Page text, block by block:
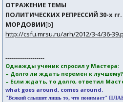
ОТРАЖЕНИЕ ТЕМЫ
ПОЛИТИЧЕСКИХ РЕПРЕССИЙ 30-х
МОРДОВИИ[b]
http://csfu.mrsu.ru/arh/2012/3-4/36-
--------------------
Однажды ученик спросил у Мастера:
– Долго ли ждать перемен к лучшему?
– Если ждать, то долго, ответил
what goes around, comes around.
"Всякий слышит лишь то, что понимает"